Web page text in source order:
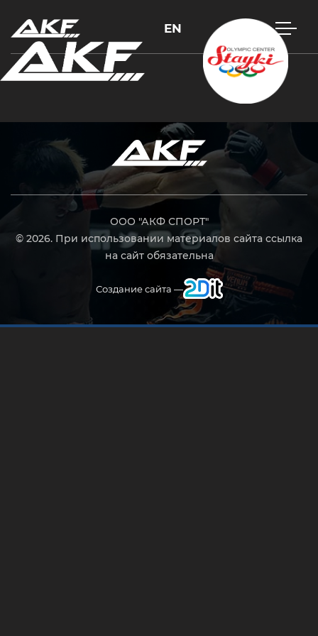
EN
ООО "АКФ СПОРТ"
© 2026. При использовании материалов сайта ссылка
на сайт обязательна
Создание сайта —
Нажмите Enter для поиска или Esc, чтобы закрыть